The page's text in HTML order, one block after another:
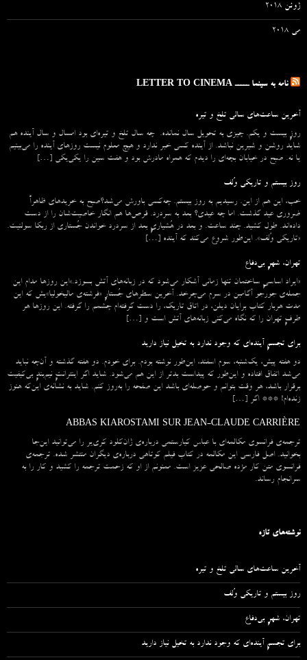
ژوئن 2018
می 2018
نامه به سینما ـــــ LETTER TO CINEMA
آخرین ساعت‌های سالی تلخ و تیره
روزِ بیست و یکم. چیزی به تحویل سال نمانده. چه سال تلخ و تیره‌ای بود امسال و سال آینده هم
شاید روشن و شیرین نباشد. از آینده کسی خبر ندارد و هیچ معلوم نیست روزهای آینده را می‌بینیم
یا نه. صبح در خیابان بچه‌ای را دیدم که همراه مادرش بود و هفت سین را یکی‌یکی […]
روز بیستم و تاریکی وُلف
خب، این هم از این. رسیدیم به روز بیستم. چه‌کسی باورش می‌شد؟صبح به خریدهای ظاهراً
ضروری عید گذشت. اما چه عیدی؟ بعد به سردرد. قرص‌ها هم انگار خاصیت‌شان را از دست
داده‌اند. طول کشید. چند ساعت. و بعد در هُشیاریِ بعد از سردرد خواندن جُستاری از ربکا سولنیت.
«تاریکی وُلف». این‌طور شروع می‌‌کند که آینده […]
تهران، شهرِ بی‌دفاع
«ایراد اساسیِ ساختمان تنها زمانی آشکار می‌شود که در زبانه‌‌های آتش بسوزد.»این روزها مدام این
جمله‌ی جورجو آگامبن در سرم می‌چرخد. آخرین سطرهای جُستارِ «فرشته‌ی مالیخولیا»یش که این
مدت هربار کتاب برایان دیلن، در اتاق تاریک، را دست گرفته‌ام چشمم را گرفته. این روزها هر
طرفِ تهران را که نگاه می‌کنی زبانه‌های آتش است و […]
برای تجسمِ آینده‌ای که وجود ندارد به تخیل نیاز دارید
دو هفته پیش، یک‌شنبه، سوم اسفند، این‌طور نوشته بودم. برای خودم. دو هفته گذشته و آن‌چه نباید
می‌شد اتفاق افتاده و این‌طور که پیداست بدتر از این هم می‌شود. شاید اگر اینترانتِ نیم‌بندِ بی‌کیفیت
برقرار باشد، هر وقت بتوانم و حوصله‌ای باشد این صفحه را به‌روز کنم. شاید به نشانه‌ی این‌که هنوز
زنده‌ام! *** اگر […]
ABBAS KIAROSTAMI SUR JEAN-CLAUDE CARRIÈRE
ترجمه‌ی فرانسوی مکالمه‌ای با عباس کیارستمی درباره‌ی ژان‌کلود کری‌یر را می‌توانید این‌جا
بخوانید. اصل فارسی این مکالمه در کتاب فیلم کوتاهی درباره‌ی دیگران منتشر شده. ترجمه‌ی
فرانسوی متن کار مژده صالحی عزیز است. ممنونم از او که زحمت ترجمه را کشید و کار را به
سرانجام رساند.
نوشته‌های تازه
آخرین ساعت‌های سالی تلخ و تیره
روز بیستم و تاریکی وُلف
تهران، شهرِ بی‌دفاع
برای تجسمِ آینده‌ای که وجود ندارد به تخیل نیاز دارید